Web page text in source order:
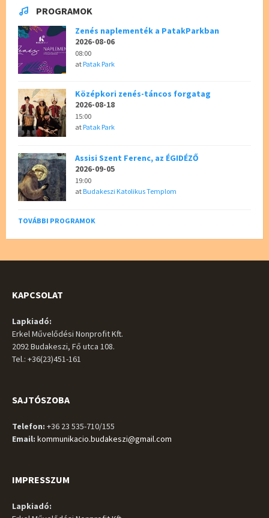
PROGRAMOK
Zenés naplementék a PatakParkban
2026-08-06
08:00
atPatak Park
Középkori zenés-táncos forgatag
2026-08-18
15:00
atPatak Park
Assisi Szent Ferenc, az ÉGIDÉZŐ
2026-09-05
19:00
atBudakeszi Katolikus Templom
TOVÁBBI PROGRAMOK
KAPCSOLAT
Lapkiadó:
Erkel Művelődési Nonprofit Kft.
2092 Budakeszi, Fő utca 108.
Tel.: +36(23)451-161
SAJTÓSZOBA
Telefon: +36 23 535-710/155
Email: kommunikacio.budakeszi@gmail.com
IMPRESSZUM
Lapkiadó: